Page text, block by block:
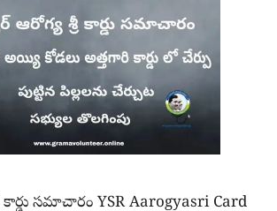
కార్డు సమాచారం YSR Aarogyasri Card